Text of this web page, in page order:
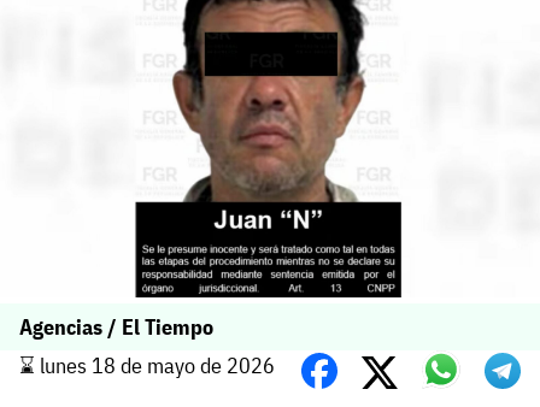
Agencias / El Tiempo
⌛️ lunes 18 de mayo de 2026